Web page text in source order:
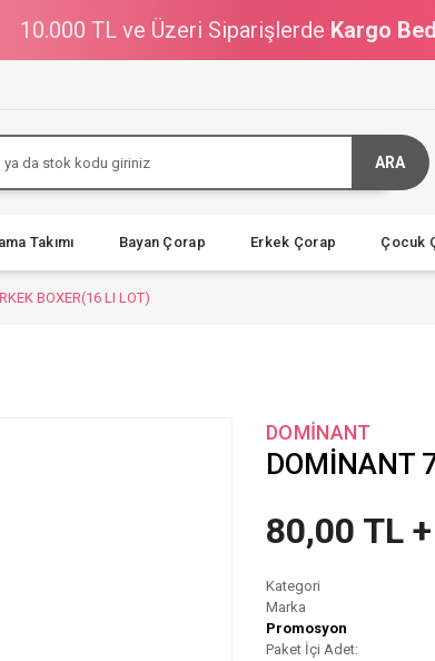
10.000 TL ve Üzeri Siparişlerde Kargo
ARA
Takımı Bayan Çorap Erkek Çorap Çocuk
BOXER(16 LI LOT)
DOMİNANT
DOMİNANT
80,00 TL
Kategori
Marka
Promosyon
Paket İçi Adet: